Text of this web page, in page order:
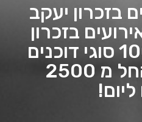
בזכרון יעקב
בזכרון
יעקב | מעל 100 סוגי דוכנים
לבחירה בהחל מ 2500